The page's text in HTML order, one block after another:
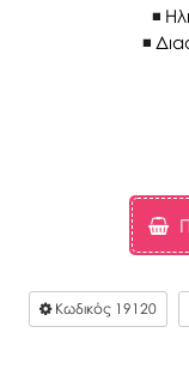
Κωδικός 19120